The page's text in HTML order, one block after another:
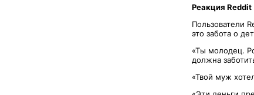
Реакция Reddit
Пользователи
это забота о
«Ты молодец.
должна
«Твой муж